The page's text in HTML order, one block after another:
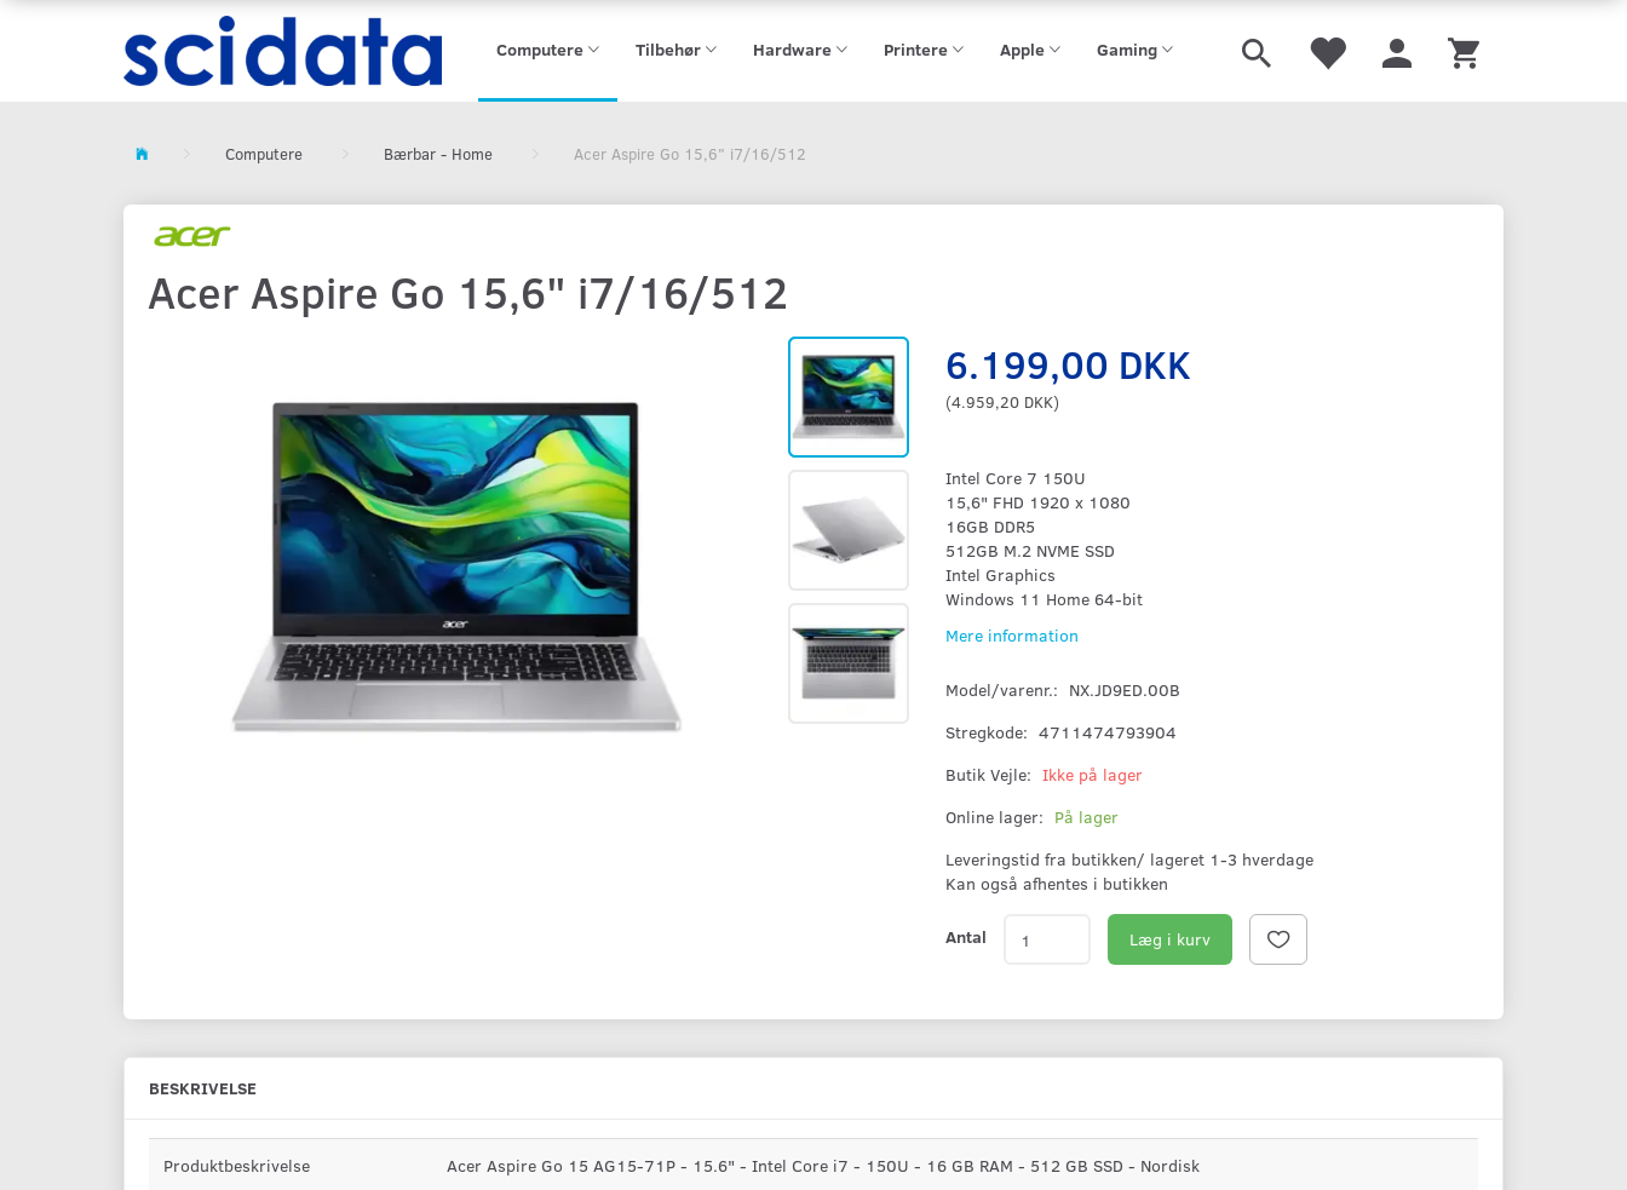
Computere Tilbehør Hardware Printere Apple Gaming
Computere Bærbar - Home Acer Aspire Go 15,6" i7/16/512
Acer Aspire Go 15,6" i7/16/512
6.199,00 DKK
(4.959,20 DKK)
Intel Core 7 150U
15,6" FHD 1920 x 1080
16GB DDR5
512GB M.2 NVME SSD
Intel Graphics
Windows 11 Home 64-bit
Mere information
Model/varenr.: NX.JD9ED.00B
Stregkode: 4711474793904
Butik Vejle: Ikke på lager
Online lager: På lager
Leveringstid fra butikken/ lageret 1-3 hverdage
Kan også afhentes i butikken
Antal Læg i kurv
BESKRIVELSE
Produktbeskrivelse Acer Aspire Go 15 AG15-71P - 15.6" - Intel Core i7 - 150U - 16 GB RAM - 512 GB SSD - Nordisk